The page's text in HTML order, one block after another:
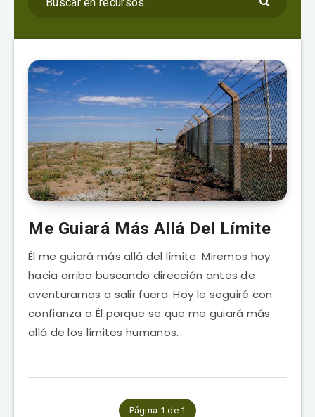
Me Guiará Más Allá Del Límite
Él me guiará más allá del límite: Miremos hoy
hacia arriba buscando dirección antes de
aventurarnos a salir fuera. Hoy le seguiré con
confianza a Él porque se que me guiará más
allá de los límites humanos.
Página 1 de 1